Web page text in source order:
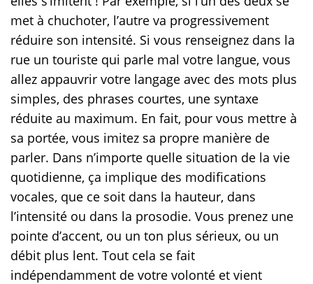
met à chuchoter, l’autre va progressivement
réduire son intensité. Si vous renseignez dans la
rue un touriste qui parle mal votre langue, vous
allez appauvrir votre langage avec des mots plus
simples, des phrases courtes, une syntaxe
réduite au maximum. En fait, pour vous mettre à
sa portée, vous imitez sa propre manière de
parler. Dans n’importe quelle situation de la vie
quotidienne, ça implique des modifications
vocales, que ce soit dans la hauteur, dans
l’intensité ou dans la prosodie. Vous prenez une
pointe d’accent, ou un ton plus sérieux, ou un
débit plus lent. Tout cela se fait
indépendamment de votre volonté et vient